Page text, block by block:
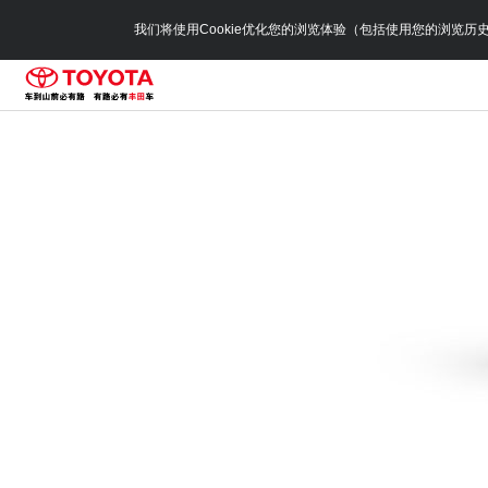
我们将使用Cookie优化您的浏览体验（包括使用您的浏览历